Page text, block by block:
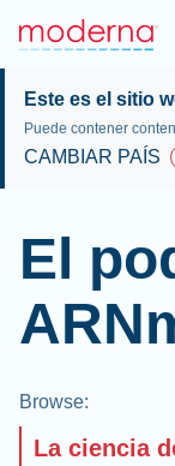
Este es el sitio
Puede contener
CAMBIAR PAÍS
El
Browse:
La ciencia